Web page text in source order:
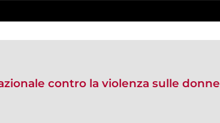
contro la violenza sulle donne